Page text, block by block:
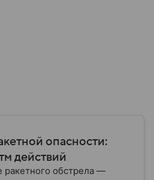
опасности:
действий
ракетного обстрела —